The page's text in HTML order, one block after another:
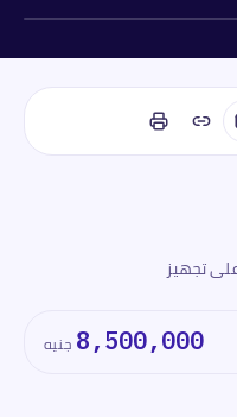
8,500,000 جنيه